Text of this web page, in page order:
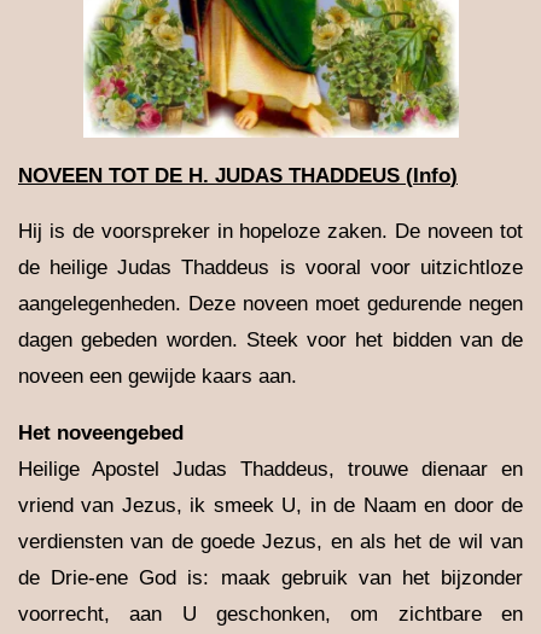
NOVEEN TOT DE H. JUDAS THADDEUS (Info)
Hij is de voorspreker in hopeloze zaken. De noveen tot
de heilige Judas Thaddeus is vooral voor uitzichtloze
aangelegenheden. Deze noveen moet gedurende negen
dagen gebeden worden. Steek voor het bidden van de
noveen een gewijde kaars aan.
Het noveengebed
Heilige Apostel Judas Thaddeus, trouwe dienaar en
vriend van Jezus, ik smeek U, in de Naam en door de
verdiensten van de goede Jezus, en als het de wil van
de Drie-ene God is: maak gebruik van het bijzonder
voorrecht, aan U geschonken, om zichtbare en